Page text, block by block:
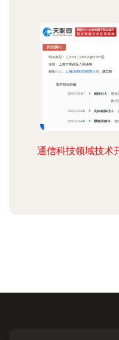
通信科技领域技术